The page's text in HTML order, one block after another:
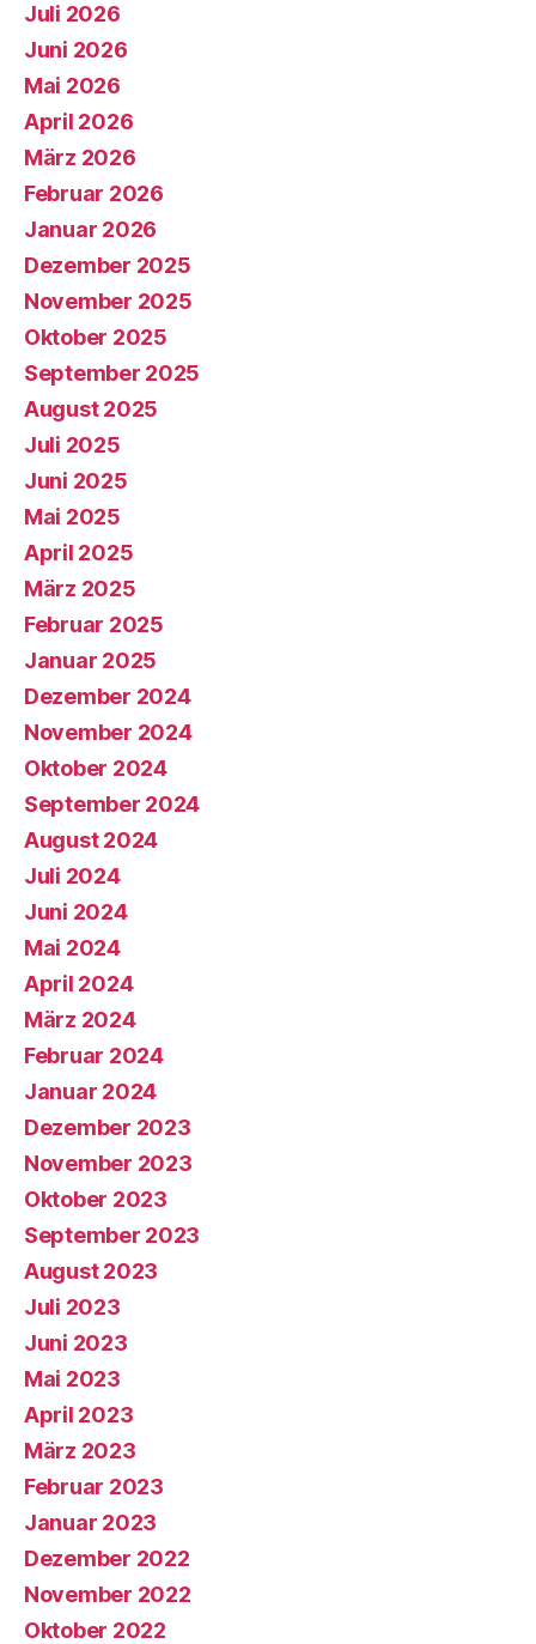
Juli 2026
Juni 2026
Mai 2026
April 2026
März 2026
Februar 2026
Januar 2026
Dezember 2025
November 2025
Oktober 2025
September 2025
August 2025
Juli 2025
Juni 2025
Mai 2025
April 2025
März 2025
Februar 2025
Januar 2025
Dezember 2024
November 2024
Oktober 2024
September 2024
August 2024
Juli 2024
Juni 2024
Mai 2024
April 2024
März 2024
Februar 2024
Januar 2024
Dezember 2023
November 2023
Oktober 2023
September 2023
August 2023
Juli 2023
Juni 2023
Mai 2023
April 2023
März 2023
Februar 2023
Januar 2023
Dezember 2022
November 2022
Oktober 2022